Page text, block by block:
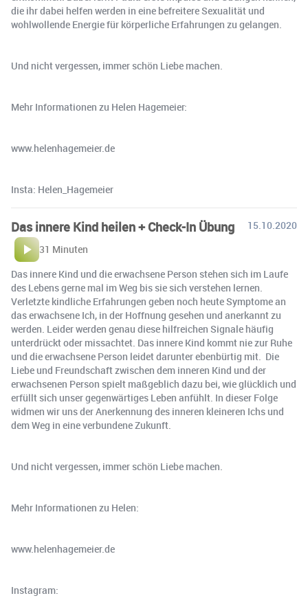
die ihr dabei helfen werden in eine befreitere Sexualität und
wohlwollende Energie für körperliche Erfahrungen zu gelangen.
Und nicht vergessen, immer schön Liebe machen.
Mehr Informationen zu Helen Hagemeier:
www.helenhagemeier.de
Insta: Helen_Hagemeier
Das innere Kind heilen + Check-In Übung
15.10.2020
31 Minuten
Das innere Kind und die erwachsene Person stehen sich im Laufe
des Lebens gerne mal im Weg bis sie sich verstehen lernen.
Verletzte kindliche Erfahrungen geben noch heute Symptome an
das erwachsene Ich, in der Hoffnung gesehen und anerkannt zu
werden. Leider werden genau diese hilfreichen Signale häufig
unterdrückt oder missachtet. Das innere Kind kommt nie zur Ruhe
und die erwachsene Person leidet darunter ebenbürtig mit. Die
Liebe und Freundschaft zwischen dem inneren Kind und der
erwachsenen Person spielt maßgeblich dazu bei, wie glücklich und
erfüllt sich unser gegenwärtiges Leben anfühlt. In dieser Folge
widmen wir uns der Anerkennung des inneren kleineren Ichs und
dem Weg in eine verbundene Zukunft.
Und nicht vergessen, immer schön Liebe machen.
Mehr Informationen zu Helen:
www.helenhagemeier.de
Instagram: